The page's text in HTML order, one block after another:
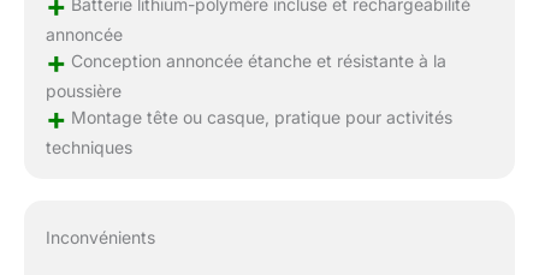
annoncée
+ Conception annoncée étanche et résistante à la
poussière
+ Montage tête ou casque, pratique pour activités
techniques
Inconvénients